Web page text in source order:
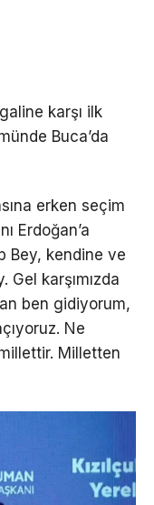
karşı ilk
Buca’da
erken seçim
Erdoğan’a
Bey, kendine ve
Gel karşımızda
ben gidiyorum,
Ne
Milletten